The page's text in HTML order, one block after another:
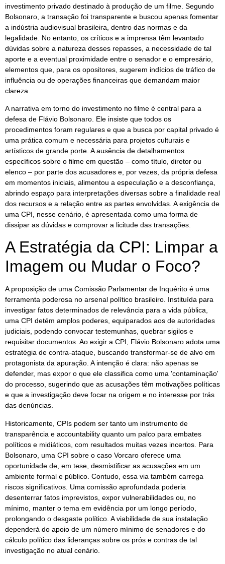
investimento privado destinado à produção de um filme. Segundo
Bolsonaro, a transação foi transparente e buscou apenas fomentar
a indústria audiovisual brasileira, dentro das normas e da
legalidade. No entanto, os críticos e a imprensa têm levantado
dúvidas sobre a natureza desses repasses, a necessidade de tal
aporte e a eventual proximidade entre o senador e o empresário,
elementos que, para os opositores, sugerem indícios de tráfico de
influência ou de operações financeiras que demandam maior
clareza.
A narrativa em torno do investimento no filme é central para a
defesa de Flávio Bolsonaro. Ele insiste que todos os
procedimentos foram regulares e que a busca por capital privado é
uma prática comum e necessária para projetos culturais e
artísticos de grande porte. A ausência de detalhamentos
específicos sobre o filme em questão – como título, diretor ou
elenco – por parte dos acusadores e, por vezes, da própria defesa
em momentos iniciais, alimentou a especulação e a desconfiança,
abrindo espaço para interpretações diversas sobre a finalidade real
dos recursos e a relação entre as partes envolvidas. A exigência de
uma CPI, nesse cenário, é apresentada como uma forma de
dissipar as dúvidas e comprovar a licitude das transações.
A Estratégia da CPI: Limpar a
Imagem ou Mudar o Foco?
A proposição de uma Comissão Parlamentar de Inquérito é uma
ferramenta poderosa no arsenal político brasileiro. Instituída para
investigar fatos determinados de relevância para a vida pública,
uma CPI detém amplos poderes, equiparados aos de autoridades
judiciais, podendo convocar testemunhas, quebrar sigilos e
requisitar documentos. Ao exigir a CPI, Flávio Bolsonaro adota uma
estratégia de contra-ataque, buscando transformar-se de alvo em
protagonista da apuração. A intenção é clara: não apenas se
defender, mas expor o que ele classifica como uma 'contaminação'
do processo, sugerindo que as acusações têm motivações políticas
e que a investigação deve focar na origem e no interesse por trás
das denúncias.
Historicamente, CPIs podem ser tanto um instrumento de
transparência e accountability quanto um palco para embates
políticos e midiáticos, com resultados muitas vezes incertos. Para
Bolsonaro, uma CPI sobre o caso Vorcaro oferece uma
oportunidade de, em tese, desmistificar as acusações em um
ambiente formal e público. Contudo, essa via também carrega
riscos significativos. Uma comissão aprofundada poderia
desenterrar fatos imprevistos, expor vulnerabilidades ou, no
mínimo, manter o tema em evidência por um longo período,
prolongando o desgaste político. A viabilidade de sua instalação
dependerá do apoio de um número mínimo de senadores e do
cálculo político das lideranças sobre os prós e contras de tal
investigação no atual cenário.